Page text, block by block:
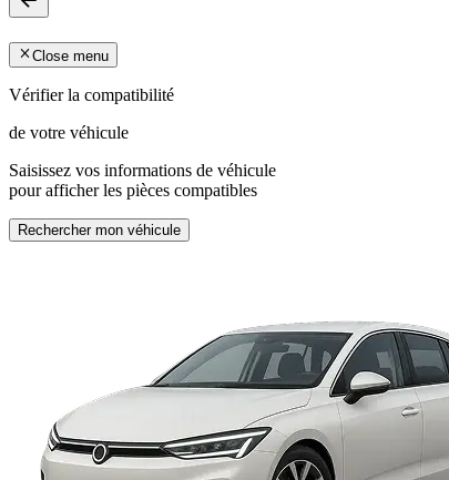
Close menu
Vérifier la compatibilité
de votre véhicule
Saisissez vos informations de véhicule
pour afficher les pièces compatibles
Rechercher mon véhicule